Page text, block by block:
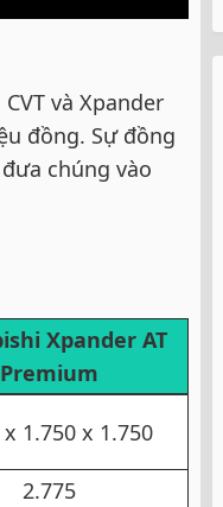
và Xpander
đồng. Sự đồng
chúng vào
Xpander AT
Premium​
1.750 x 1.750​
2.775​